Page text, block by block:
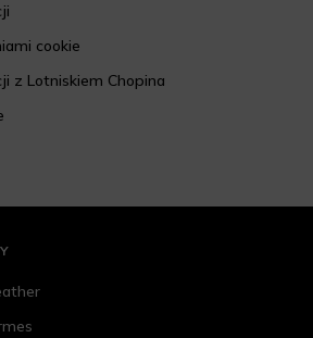
cookie
z Lotniskiem Chopina